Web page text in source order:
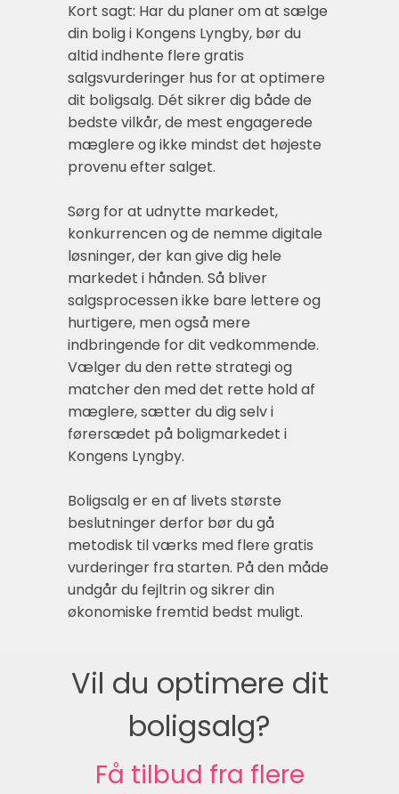
Kort sagt: Har du planer om at sælge
din bolig i Kongens Lyngby, bør du
altid indhente flere gratis
salgsvurderinger hus for at optimere
dit boligsalg. Dét sikrer dig både de
bedste vilkår, de mest engagerede
mæglere og ikke mindst det højeste
provenu efter salget.
Sørg for at udnytte markedet,
konkurrencen og de nemme digitale
løsninger, der kan give dig hele
markedet i hånden. Så bliver
salgsprocessen ikke bare lettere og
hurtigere, men også mere
indbringende for dit vedkommende.
Vælger du den rette strategi og
matcher den med det rette hold af
mæglere, sætter du dig selv i
førersædet på boligmarkedet i
Kongens Lyngby.
Boligsalg er en af livets største
beslutninger derfor bør du gå
metodisk til værks med flere gratis
vurderinger fra starten. På den måde
undgår du fejltrin og sikrer din
økonomiske fremtid bedst muligt.
Vil du optimere dit
boligsalg?
Få tilbud fra flere